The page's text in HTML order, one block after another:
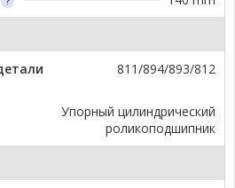
811/894/893/812
Упорный цилиндрический
роликоподшипник